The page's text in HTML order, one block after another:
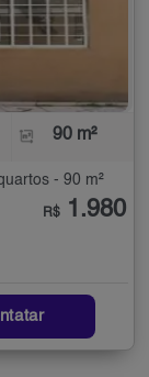
90 m²
- 90 m²
R$ 1.980